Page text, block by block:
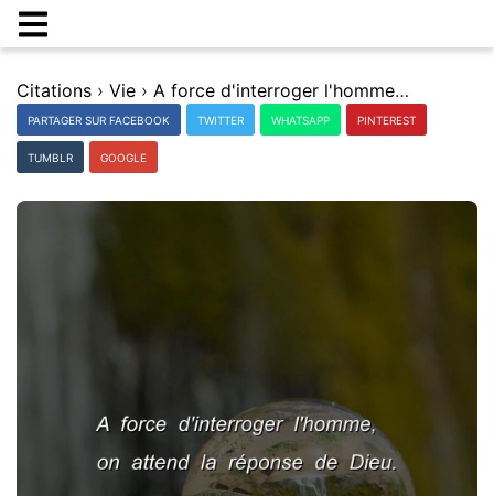
Citations › Vie › A force d'interroger l'homme, on attend la rÃ©ponse de Dieu.
PARTAGER SUR FACEBOOK TWITTER WHATSAPP PINTEREST
TUMBLR GOOGLE